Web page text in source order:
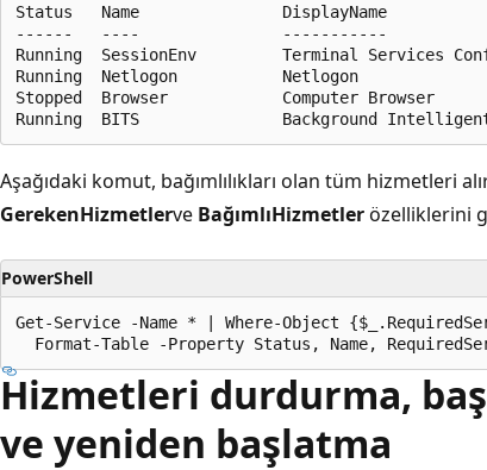
Status   Name               DisplayName
------   ----               -----------
Running  SessionEnv         Terminal Services
Running  Netlogon           Netlogon
Stopped  Browser            Computer Browser
Aşağıdaki komut, bağımlılıkları olan tüm hizmetleri
GerekenHizmetlerve BağımlıHizmetlerözelliklerini
PowerShell
Get-Service -Name * | Where-Object
Hizmetleri durdurma,
ve yeniden başlatma